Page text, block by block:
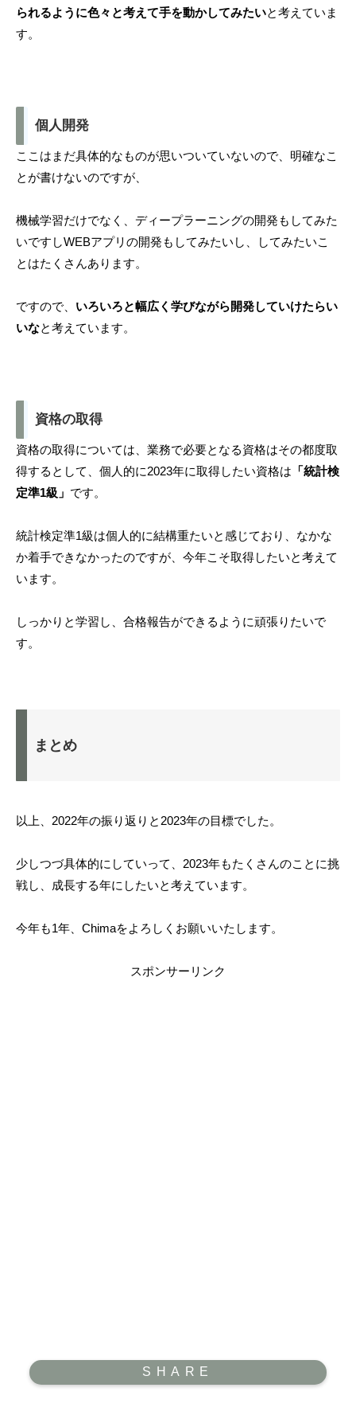
られるように色々と考えて手を動かしてみたいと考えていま
す。
個人開発
ここはまだ具体的なものが思いついていないので、明確なこ
とが書けないのですが、
機械学習だけでなく、ディープラーニングの開発もしてみた
いですしWEBアプリの開発もしてみたいし、してみたいこ
とはたくさんあります。
ですので、 いろいろと幅広く学びながら開発していけたらい
いなと考えています。
資格の取得
資格の取得については、業務で必要となる資格はその都度取
得するとして、個人的に2023年に取得したい資格は 「統計検
定準1級」 です。
統計検定準1級は個人的に結構重たいと感じており、なかな
か着手できなかったのですが、今年こそ取得したいと考えて
います。
しっかりと学習し、合格報告ができるように頑張りたいで
す。
まとめ
以上、2022年の振り返りと2023年の目標でした。
少しつづ具体的にしていって、2023年もたくさんのことに挑
戦し、成長する年にしたいと考えています。
今年も1年、Chimaをよろしくお願いいたします。
スポンサーリンク